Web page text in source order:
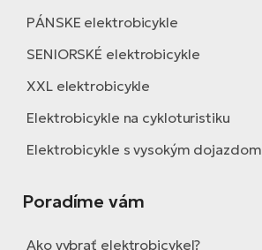
PÁNSKE elektrobicykle
SENIORSKÉ elektrobicykle
XXL elektrobicykle
Elektrobicykle na cykloturistiku
Elektrobicykle s vysokým dojazdom
Poradíme vám
Ako vybrať elektrobicykel?